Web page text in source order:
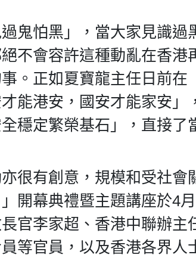
鬼怕黑」，當大家見識
不會容許這種動亂在香
。正如夏寶龍主任日前
能港安，國安才能家安
穩定繁榮基石」，直接了
很有創意，規模和受社
開幕典禮暨主題講座於4
官李家超、香港中聯辦
等官員，以及香港各界